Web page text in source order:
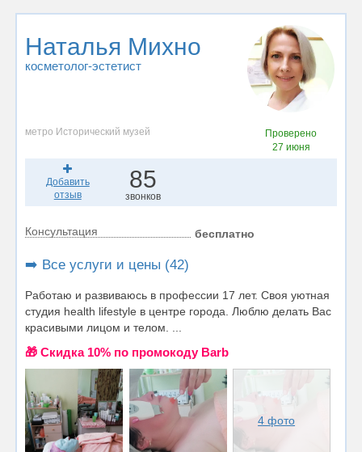
Наталья Михно
косметолог-эстетист
метро Исторический музей
Проверено
27 июня
Добавить
отзыв
85
звонков
Консультация бесплатно
➡️ Все услуги и цены (42)
Работаю и развиваюсь в профессии 17 лет. Своя уютная
студия health lifestyle в центре города. Люблю делать Вас
красивыми лицом и телом. ...
🎁 Cкидка 10% по промокоду Barb
4 фото